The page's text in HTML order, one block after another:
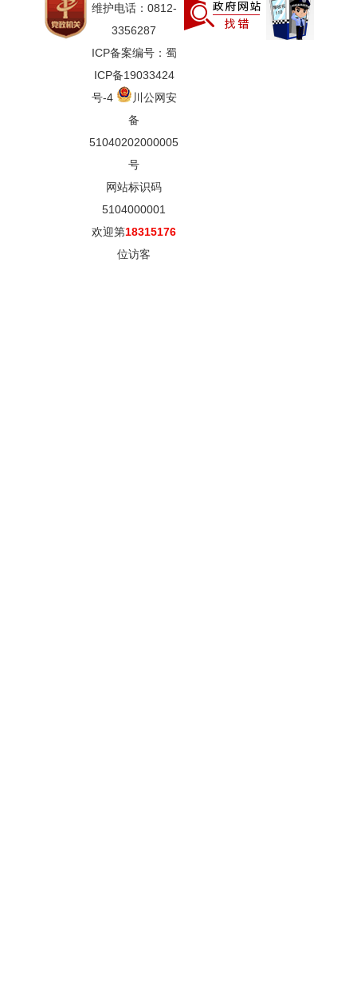
维护电话：0812-
3356287
ICP备案编号：蜀
ICP备19033424
号-4
川公网安
备
51040202000005
号
网站标识码
5104000001
欢迎第18315176
位访客